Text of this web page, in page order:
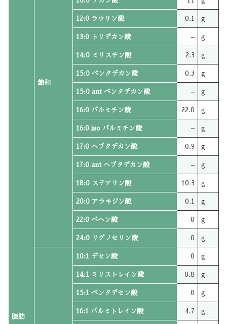
脂肪
飽和
12:0 ラウリン酸 0.1 g
13:0 トリデカン酸 – g
14:0 ミリスチン酸 2.3 g
15:0 ペンタデカン酸 0.3 g
15:0 ant ペンタデカン酸 – g
16:0 パルミチン酸 22.0 g
16:0 iso パルミチン酸 – g
17:0 ヘプタデカン酸 0.9 g
17:0 ant ヘプタデカン酸 – g
18:0 ステアリン酸 10.3 g
20:0 アラキジン酸 0.1 g
22:0 ベヘン酸 0 g
24:0 リグノセリン酸 0 g
10:1 デセン酸 0 g
14:1 ミリストレイン酸 0.8 g
15:1 ペンタデセン酸 0 g
16:1 パルミトレイン酸 4.7 g